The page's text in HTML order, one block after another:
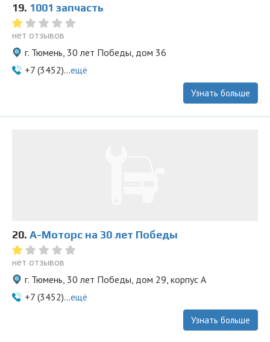
19. 1001 запчасть
нет отзывов
г. Тюмень, 30 лет Победы, дом 36
+7 (3452)...ещё
Узнать больше
20. А-Моторс на 30 лет Победы
нет отзывов
г. Тюмень, 30 лет Победы, дом 29, корпус А
+7 (3452)...ещё
Узнать больше